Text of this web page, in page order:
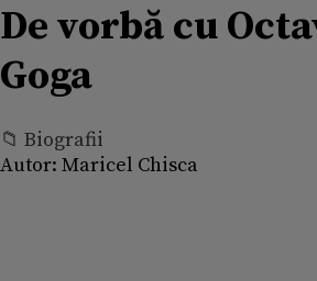
De vorbă cu
Goga
📁 Biografii
Autor: Maricel Chisca